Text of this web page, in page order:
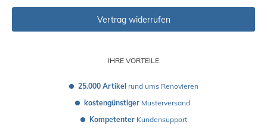
IHRE VORTEILE
25.000 Artikel rund ums Renovieren
kostengünstiger Musterversand
Kompetenter Kundensupport
Vertrag widerrufen